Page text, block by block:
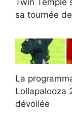
sa tournée
La
Lollapalooza
dévoilée